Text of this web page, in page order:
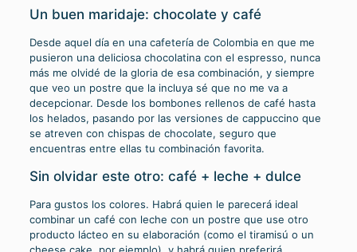
Un buen maridaje: chocolate y café
Desde aquel día en una cafetería de Colombia en que me
pusieron una deliciosa chocolatina con el espresso, nunca
más me olvidé de la gloria de esa combinación, y siempre
que veo un postre que la incluya sé que no me va a
decepcionar. Desde los bombones rellenos de café hasta
los helados, pasando por las versiones de cappuccino que
se atreven con chispas de chocolate, seguro que
encuentras entre ellas tu combinación favorita.
Sin olvidar este otro: café + leche + dulce
Para gustos los colores. Habrá quien le parecerá ideal
combinar un café con leche con un postre que use otro
producto lácteo en su elaboración (como el tiramisú o un